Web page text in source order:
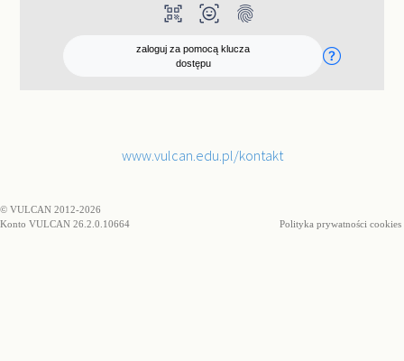
qr_code_scanner ar_on_you fingerprint
zaloguj za pomocą klucza
dostępu
www.vulcan.edu.pl/kontakt
© VULCAN 2012-2026
Konto VULCAN 26.2.0.10664
Polityka prywatności cookies